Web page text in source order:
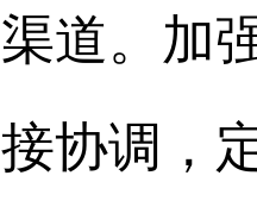
渠道。加
接协调，